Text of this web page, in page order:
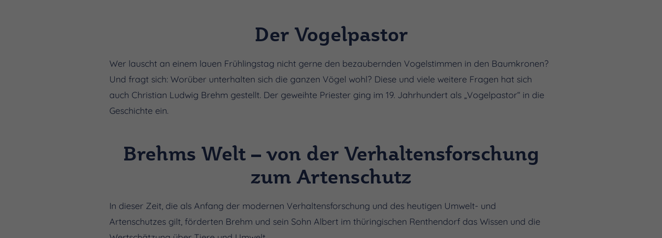
Der Vogelpastor
Wer lauscht an einem lauen Frühlingstag nicht gerne den bezaubernden Vogelstimmen in den Baumkronen?
Und fragt sich: Worüber unterhalten sich die ganzen Vögel wohl? Diese und viele weitere Fragen hat sich
auch Christian Ludwig Brehm gestellt. Der geweihte Priester ging im 19. Jahrhundert als „Vogelpastor“ in die
Geschichte ein.
Brehms Welt – von der Verhaltensforschung
zum Artenschutz
In dieser Zeit, die als Anfang der modernen Verhaltensforschung und des heutigen Umwelt- und
Artenschutzes gilt, förderten Brehm und sein Sohn Albert im thüringischen Renthendorf das Wissen und die